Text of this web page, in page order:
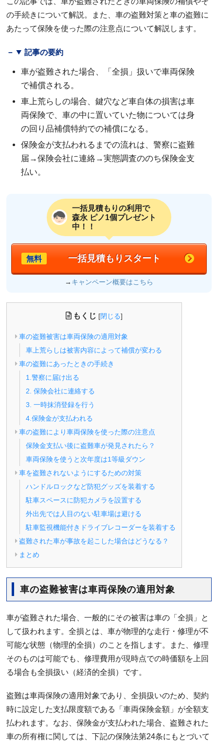
の手続きについて解説。また、車の盗難対策と車の盗難に
あたって保険を使った際の注意点について解説します。
記事の要約
車が盗難された場合、「全損」扱いで車両保険
で補償される。
車上荒らしの場合、鍵穴など車自体の損害は車
両保険で、車の中に置いていた物については身
の回り品補償特約での補償になる。
保険金が支払われるまでの流れは、警察に盗難
届→保険会社に連絡→実態調査ののち保険金支
払い。
一括見積もりの利用で
森永 ピノ1個プレゼント
中！！
無料 一括見積もりスタート
→ キャンペーン概要はこちら
もくじ [閉じる]
車の盗難被害は車両保険の適用対象
車上荒らしは被害内容によって補償が変わる
車の盗難にあったときの手続き
1.警察に届け出る
2. 保険会社に連絡する
3. 一時抹消登録を行う
4.保険金が支払われる
車の盗難により車両保険を使った際の注意点
保険金支払い後に盗難車が発見されたら？
車両保険を使うと次年度は1等級ダウン
車を盗難されないようにするための対策
ハンドルロックなど防犯グッズを装着する
駐車スペースに防犯カメラを設置する
外出先では人目のない駐車場は避ける
駐車監視機能付きドライブレコーダーを装着する
盗難された車が事故を起こした場合はどうなる？
まとめ
車の盗難被害は車両保険の適用対象
車が盗難された場合、一般的にその被害は車の「全損」と
して扱われます。全損とは、車が物理的な走行・修理が不
可能な状態（物理的全損）のことを指します。また、修理
そのものは可能でも、修理費用が現時点での時価額を上回
る場合も全損扱い（経済的全損）です。
盗難は車両保険の適用対象であり、全損扱いのため、契約
時に設定した支払限度額である「車両保険金額」が全額支
払われます。なお、保険金が支払われた場合、盗難された
車の所有権に関しては、下記の保険法第24条にもとづいて